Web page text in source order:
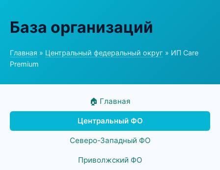
База организаций
Главная » Центральный федеральный округ » ИП Care
Premium
🏠 Главная
Центральный ФО
Северо-Западный ФО
Приволжский ФО